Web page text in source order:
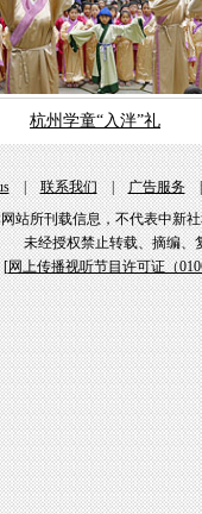
杭州学童“入泮”礼
|联系我们|广告服务
站所刊载信息，不代表中新
未经授权禁止转载、摘编、
[网上传播视听节目许可证（